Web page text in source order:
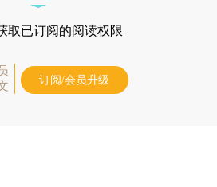
取已订阅的阅读权限
订阅/会员升级